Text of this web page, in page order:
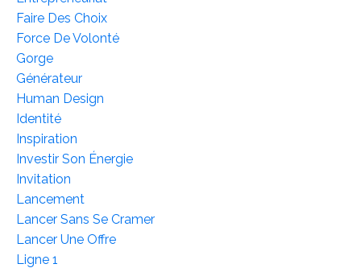
Faire Des Choix
Force De Volonté
Gorge
Générateur
Human Design
Identité
Inspiration
Investir Son Énergie
Invitation
Lancement
Lancer Sans Se Cramer
Lancer Une Offre
Ligne 1